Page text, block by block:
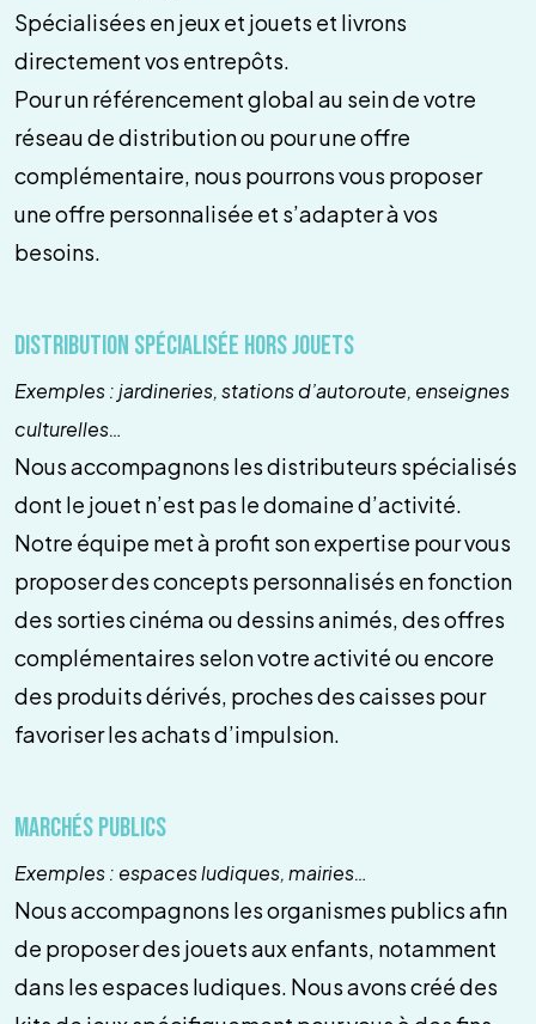
Spécialisées en jeux et jouets et livrons
directement vos entrepôts.
Pour un référencement global au sein de votre
réseau de distribution ou pour une offre
complémentaire, nous pourrons vous proposer
une offre personnalisée et s’adapter à vos
besoins.
Distribution spécialisée hors jouets
Exemples : jardineries, stations d’autoroute, enseignes
culturelles…
Nous accompagnons les distributeurs spécialisés
dont le jouet n’est pas le domaine d’activité.
Notre équipe met à profit son expertise pour vous
proposer des concepts personnalisés en fonction
des sorties cinéma ou dessins animés, des offres
complémentaires selon votre activité ou encore
des produits dérivés, proches des caisses pour
favoriser les achats d’impulsion.
Marchés publics
Exemples : espaces ludiques, mairies…
Nous accompagnons les organismes publics afin
de proposer des jouets aux enfants, notamment
dans les espaces ludiques. Nous avons créé des